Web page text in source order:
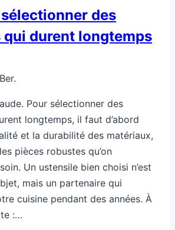
des
qui durent longtemps
Pour sélectionner des
longtemps, il faut d’abord
et la durabilité des matériaux,
pièces robustes qu’on
Un ustensile bien choisi n’est
mais un partenaire qui
cuisine pendant des années. À
:…